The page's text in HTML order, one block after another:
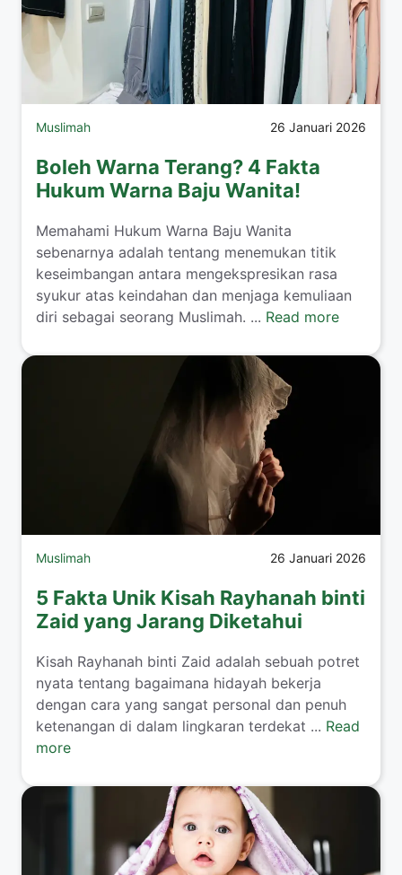
Muslimah 26 Januari 2026
Boleh Warna Terang? 4 Fakta
Hukum Warna Baju Wanita!
​Memahami Hukum Warna Baju Wanita
sebenarnya adalah tentang menemukan titik
keseimbangan antara mengekspresikan rasa
syukur atas keindahan dan menjaga kemuliaan
diri sebagai seorang Muslimah. ... Read more
Muslimah 26 Januari 2026
5 Fakta Unik Kisah Rayhanah binti
Zaid yang Jarang Diketahui
​Kisah Rayhanah binti Zaid adalah sebuah potret
nyata tentang bagaimana hidayah bekerja
dengan cara yang sangat personal dan penuh
ketenangan di dalam lingkaran terdekat ... Read
more